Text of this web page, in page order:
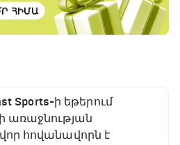
Sports-ի եթերում
առաջնության
հովանավորն է